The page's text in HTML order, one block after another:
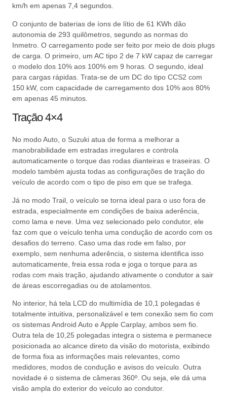
km/h em apenas 7,4 segundos.
O conjunto de baterias de íons de lítio de 61 KWh dão
autonomia de 293 quilômetros, segundo as normas do
Inmetro. O carregamento pode ser feito por meio de dois plugs
de carga. O primeiro, um AC tipo 2 de 7 kW capaz de carregar
o modelo dos 10% aos 100% em 9 horas. O segundo, ideal
para cargas rápidas. Trata-se de um DC do tipo CCS2 com
150 kW, com capacidade de carregamento dos 10% aos 80%
em apenas 45 minutos.
Tração 4×4
No modo Auto, o Suzuki atua de forma a melhorar a
manobrabilidade em estradas irregulares e controla
automaticamente o torque das rodas dianteiras e traseiras. O
modelo também ajusta todas as configurações de tração do
veículo de acordo com o tipo de piso em que se trafega.
Já no modo Trail, o veículo se torna ideal para o uso fora de
estrada, especialmente em condições de baixa aderência,
como lama e neve. Uma vez selecionado pelo condutor, ele
faz com que o veículo tenha uma condução de acordo com os
desafios do terreno. Caso uma das rode em falso, por
exemplo, sem nenhuma aderência, o sistema identifica isso
automaticamente, freia essa roda e joga o torque para as
rodas com mais tração, ajudando ativamente o condutor a sair
de áreas escorregadias ou de atolamentos.
No interior, há tela LCD do multimídia de 10,1 polegadas é
totalmente intuitiva, personalizável e tem conexão sem fio com
os sistemas Android Auto e Apple Carplay, ambos sem fio.
Outra tela de 10,25 polegadas integra o sistema e permanece
posicionada ao alcance direto da visão do motorista, exibindo
de forma fixa as informações mais relevantes, como
medidores, modos de condução e avisos do veículo. Outra
novidade é o sistema de câmeras 360º. Ou seja, ele dá uma
visão ampla do exterior do veículo ao condutor.